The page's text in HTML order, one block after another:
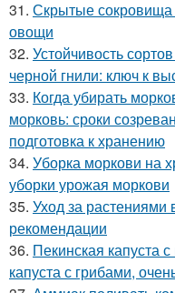
31. Скрытые
овощи
32. Устойчивость
черной гнили: ключ к
33. Когда убирать
морковь: сроки
подготовка к хранению
34. Уборка моркови на
уборки урожая моркови
35. Уход за растениями
рекомендации
36. Пекинская капуста
капуста с грибами,